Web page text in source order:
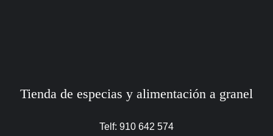
Tienda de especias y alimentación a granel
Telf: 910 642 574